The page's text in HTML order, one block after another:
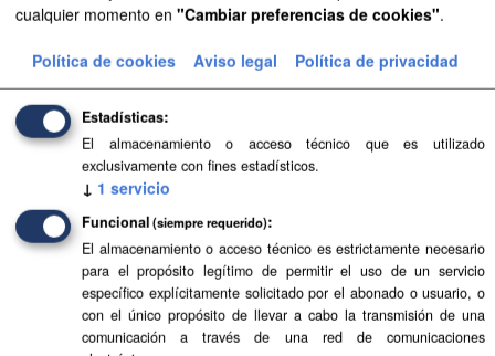
Aprobación Definitiva...
Aprobación Definitiva...
Aprobación Definitiva...
Aprobación Definitiva...
Aprobación Definitiva...
Aprobación Definitiva...
Aprobación Definitiva...
Aprobación Definitiva...
cualquier momento en "Cambiar preferencias de cookies".
Política de cookies Aviso legal Política de privacidad
Estadísticas
El almacenamiento o acceso técnico que es utilizado
exclusivamente con fines estadísticos.
↓ 1 servicio
Funcional (siempre requerido)
El almacenamiento o acceso técnico es estrictamente necesario
para el propósito legítimo de permitir el uso de un servicio
específico explícitamente solicitado por el abonado o usuario, o
con el único propósito de llevar a cabo la transmisión de una
comunicación a través de una red de comunicaciones